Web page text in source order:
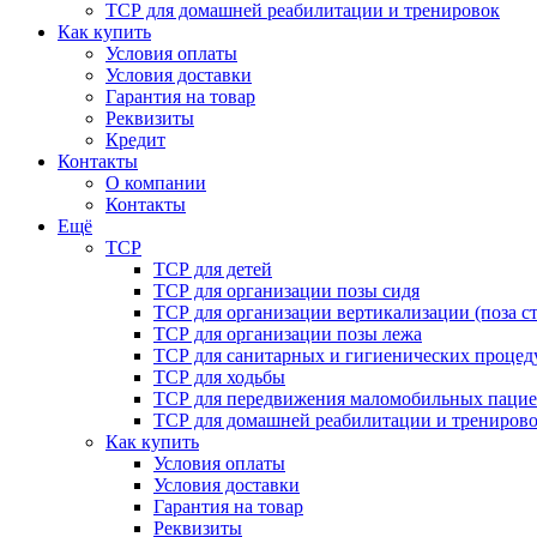
ТСР для домашней реабилитации и тренировок
Как купить
Условия оплаты
Условия доставки
Гарантия на товар
Реквизиты
Кредит
Контакты
О компании
Контакты
Ещё
ТСР
ТСР для детей
ТСР для организации позы сидя
ТСР для организации вертикализации (поза
ТСР для организации позы лежа
ТСР для санитарных и гигиенических
ТСР для ходьбы
ТСР для передвижения маломобильных
ТСР для домашней реабилитации и
Как купить
Условия оплаты
Условия доставки
Гарантия на товар
Реквизиты